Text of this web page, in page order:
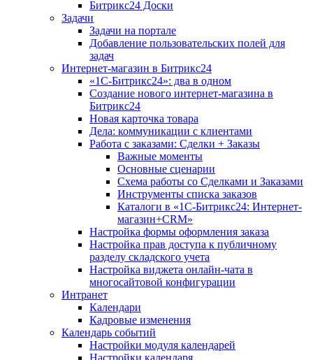
Битрикс24 Доски
Задачи
Задачи на портале
Добавление пользовательских полей для
задач
Интернет-магазин в Битрикс24
«1С-Битрикс24»: два в одном
Создание нового интернет-магазина в
Битрикс24
Новая карточка товара
Дела: коммуникации с клиентами
Работа с заказами: Сделки + Заказы
Важные моменты
Основные сценарии
Схема работы со Сделками и Заказами
Инструменты списка заказов
Каталоги в «1С-Битрикс24: Интернет-
магазин+CRM»
Настройка формы оформления заказа
Настройка прав доступа к публичному
разделу складского учета
Настройка виджета онлайн-чата в
многосайтовой конфигурации
Интранет
Календари
Кадровые изменения
Календарь событий
Настройки модуля календарей
Настройки календаря